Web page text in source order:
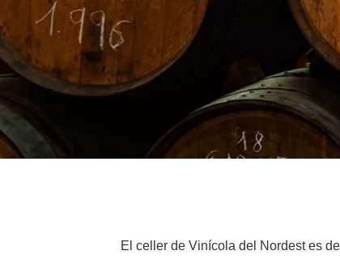
El celler de Vinícola del Nordest es